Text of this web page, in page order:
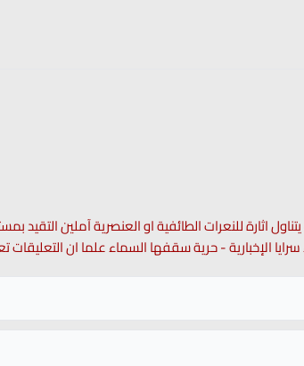
اثارة للنعرات الطائفية او العنصرية آملين التقيد
الإخبارية - حرية سقفها السماء علما ان